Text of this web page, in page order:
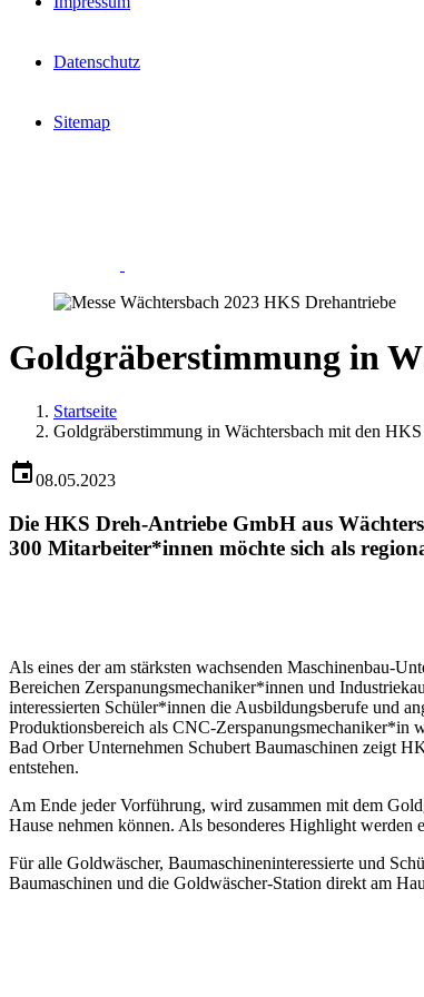
Datenschutz
Sitemap
Goldgräberstimmung in
Startseite
Goldgräberstimmung in Wächtersbach mit den HKS
08.05.2023
Die HKS Dreh-Antriebe GmbH aus
300 Mitarbeiter*innen möchte sich als
Als eines der am stärksten wachsenden Maschinenbau-
Bereichen Zerspanungsmechaniker*innen und
interessierten Schüler*innen die Ausbildungsberufe und
Produktionsbereich als CNC-Zerspanungsmechaniker*in
Bad Orber Unternehmen Schubert Baumaschinen zeigt
entstehen.
Am Ende jeder Vorführung, wird zusammen mit dem
Hause nehmen können. Als besonderes Highlight
Für alle Goldwäscher, Baumaschineninteressierte und
Baumaschinen und die Goldwäscher-Station direkt am